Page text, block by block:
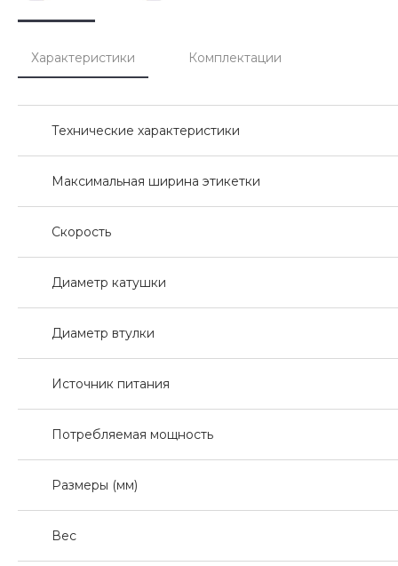
Характеристики Комплектации
Технические характеристики
Максимальная ширина этикетки
Скорость
Диаметр катушки
Диаметр втулки
Источник питания
Потребляемая мощность
Размеры (мм)
Вес